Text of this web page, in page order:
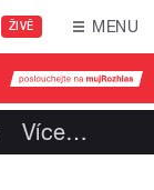
ŽIVĚ MENU
Více…